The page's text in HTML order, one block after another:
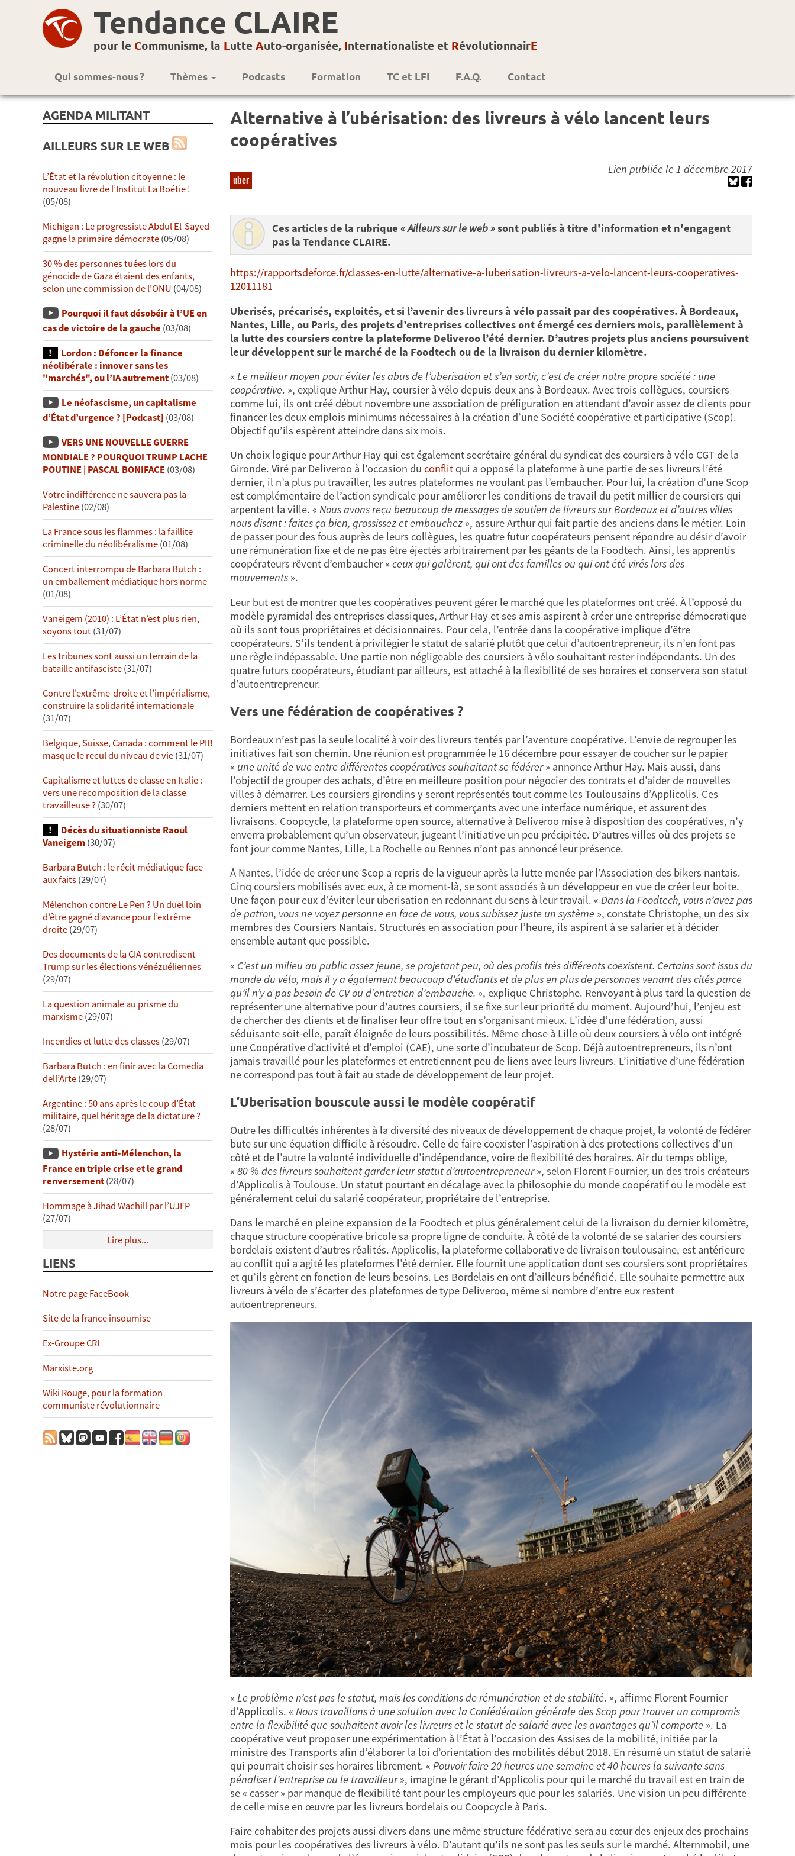
Tendance CLAIRE
pour le Communisme, la Lutte Auto-organisée, Internationaliste et RévolutionnairE
Qui sommes-nous ? Thèmes Podcasts Formation TC et LFI F.A.Q. Contact
AGENDA MILITANT
AILLEURS SUR LE WEB
L’État et la révolution citoyenne : le
nouveau livre de l’Institut La Boétie !
(05/08)
Michigan : Le progressiste Abdul El-Sayed
gagne la primaire démocrate(05/08)
30 % des personnes tuées lors du
génocide de Gaza étaient des enfants,
selon une commission de l’ONU (04/08)
Pourquoi il faut désobéir à l’UE en
cas de victoire de la gauche (03/08)
Lordon : Défoncer la finance
néolibérale : innover sans les
"marchés", ou l’IA autrement(03/08)
Le néofascisme, un capitalisme
d’État d’urgence ? [Podcast] (03/08)
VERS UNE NOUVELLE GUERRE
MONDIALE ? POURQUOI TRUMP LACHE
POUTINE | PASCAL BONIFACE(03/08)
Votre indifférence ne sauvera pas la
Palestine(02/08)
La France sous les flammes : la faillite
criminelle du néolibéralisme(01/08)
Concert interrompu de Barbara Butch :
un emballement médiatique hors norme
(01/08)
Vaneigem (2010) : L’État n’est plus rien,
soyons tout(31/07)
Les tribunes sont aussi un terrain de la
bataille antifasciste(31/07)
Contre l’extrême-droite et l’impérialisme,
construire la solidarité internationale
(31/07)
Belgique, Suisse, Canada : comment le PIB
masque le recul du niveau de vie(31/07)
Capitalisme et luttes de classe en Italie :
vers une recomposition de la classe
travailleuse ?(30/07)
Décès du situationniste Raoul
Vaneigem(30/07)
Barbara Butch : le récit médiatique face
aux faits(29/07)
Mélenchon contre Le Pen ? Un duel loin
d’être gagné d’avance pour l’extrême
droite(29/07)
Des documents de la CIA contredisent
Trump sur les élections vénézuéliennes
(29/07)
La question animale au prisme du
marxisme(29/07)
Incendies et lutte des classes(29/07)
Barbara Butch : en finir avec la Comedia
dell’Arte(29/07)
Argentine : 50 ans après le coup d’État
militaire, quel héritage de la dictature ?
(28/07)
Hystérie anti-Mélenchon, la
France en triple crise et le grand
renversement(28/07)
Hommage à Jihad Wachill par l’UJFP
(27/07)
Lire plus...
LIENS
Notre page FaceBook
Site de la france insoumise
Ex-Groupe CRI
Marxiste.org
Wiki Rouge, pour la formation
communiste révolutionnaire
Alternative à l’ubérisation: des livreurs à vélo lancent leurs
coopératives
uber
Lien publiée le 1 décembre 2017
Ces articles de la rubrique « Ailleurs sur le web »sont publiés à titre d'information et n'engagent
pas la Tendance CLAIRE.
https://rapportsdeforce.fr/classes-en-lutte/alternative-a-luberisation-livreurs-a-velo-lancent-leurs-cooperatives-
12011181
Uberisés, précarisés, exploités, et si l’avenir des livreurs à vélo passait par des coopératives. À Bordeaux,
Nantes, Lille, ou Paris, des projets d’entreprises collectives ont émergé ces derniers mois, parallèlement à
la lutte des coursiers contre la plateforme Deliveroo l’été dernier. D’autres projets plus anciens poursuivent
leur développent sur le marché de la Foodtech ou de la livraison du dernier kilomètre.
« Le meilleur moyen pour éviter les abus de l’uberisation et s’en sortir, c’est de créer notre propre société : une
coopérative. », explique Arthur Hay, coursier à vélo depuis deux ans à Bordeaux. Avec trois collègues, coursiers
comme lui, ils ont créé début novembre une association de préfiguration en attendant d’avoir assez de clients pour
financer les deux emplois minimums nécessaires à la création d’une Société coopérative et participative (Scop).
Objectif qu’ils espèrent atteindre dans six mois.
Un choix logique pour Arthur Hay qui est également secrétaire général du syndicat des coursiers à vélo CGT de la
Gironde. Viré par Deliveroo à l’occasion du conflitqui a opposé la plateforme à une partie de ses livreurs l’été
dernier, il n’a plus pu travailler, les autres plateformes ne voulant pas l’embaucher. Pour lui, la création d’une Scop
est complémentaire de l’action syndicale pour améliorer les conditions de travail du petit millier de coursiers qui
arpentent la ville. « Nous avons reçu beaucoup de messages de soutien de livreurs sur Bordeaux et d’autres villes
nous disant : faites ça bien, grossissez et embauchez », assure Arthur qui fait partie des anciens dans le métier. Loin
de passer pour des fous auprès de leurs collègues, les quatre futur coopérateurs pensent répondre au désir d’avoir
une rémunération fixe et de ne pas être éjectés arbitrairement par les géants de la Foodtech. Ainsi, les apprentis
coopérateurs rêvent d’embaucher « ceux qui galèrent, qui ont des familles ou qui ont été virés lors des
mouvements».
Leur but est de montrer que les coopératives peuvent gérer le marché que les plateformes ont créé. À l’opposé du
modèle pyramidal des entreprises classiques, Arthur Hay et ses amis aspirent à créer une entreprise démocratique
où ils sont tous propriétaires et décisionnaires. Pour cela, l’entrée dans la coopérative implique d’être
coopérateurs. S’ils tendent à privilégier le statut de salarié plutôt que celui d’autoentrepreneur, ils n’en font pas
une règle indépassable. Une partie non négligeable des coursiers à vélo souhaitant rester indépendants. Un des
quatre futurs coopérateurs, étudiant par ailleurs, est attaché à la flexibilité de ses horaires et conservera son statut
d’autoentrepreneur.
Vers une fédération de coopératives ?
Bordeaux n’est pas la seule localité à voir des livreurs tentés par l’aventure coopérative. L’envie de regrouper les
initiatives fait son chemin. Une réunion est programmée le 16 décembre pour essayer de coucher sur le papier
« une unité de vue entre différentes coopératives souhaitant se fédérer» annonce Arthur Hay. Mais aussi, dans
l’objectif de grouper des achats, d’être en meilleure position pour négocier des contrats et d’aider de nouvelles
villes à démarrer. Les coursiers girondins y seront représentés tout comme les Toulousains d’Applicolis. Ces
derniers mettent en relation transporteurs et commerçants avec une interface numérique, et assurent des
livraisons. Coopcycle, la plateforme open source, alternative à Deliveroo mise à disposition des coopératives, n’y
enverra probablement qu’un observateur, jugeant l’initiative un peu précipitée. D’autres villes où des projets se
font jour comme Nantes, Lille, La Rochelle ou Rennes n’ont pas annoncé leur présence.
À Nantes, l’idée de créer une Scop a repris de la vigueur après la lutte menée par l’Association des bikers nantais.
Cinq coursiers mobilisés avec eux, à ce moment-là, se sont associés à un développeur en vue de créer leur boite.
Une façon pour eux d’éviter leur uberisation en redonnant du sens à leur travail. « Dans la Foodtech, vous n’avez pas
de patron, vous ne voyez personne en face de vous, vous subissez juste un système », constate Christophe, un des six
membres des Coursiers Nantais. Structurés en association pour l’heure, ils aspirent à se salarier et à décider
ensemble autant que possible.
« C’est un milieu au public assez jeune, se projetant peu, où des profils très différents coexistent. Certains sont issus du
monde du vélo, mais il y a également beaucoup d’étudiants et de plus en plus de personnes venant des cités parce
qu’il n’y a pas besoin de CV ou d’entretien d’embauche. », explique Christophe. Renvoyant à plus tard la question de
représenter une alternative pour d’autres coursiers, il se fixe sur leur priorité du moment. Aujourd’hui, l’enjeu est
de chercher des clients et de finaliser leur offre tout en s’organisant mieux. L’idée d’une fédération, aussi
séduisante soit-elle, paraît éloignée de leurs possibilités. Même chose à Lille où deux coursiers à vélo ont intégré
une Coopérative d’activité et d’emploi (CAE), une sorte d’incubateur de Scop. Déjà autoentrepreneurs, ils n’ont
jamais travaillé pour les plateformes et entretiennent peu de liens avec leurs livreurs. L’initiative d’une fédération
ne correspond pas tout à fait au stade de développement de leur projet.
L’Uberisation bouscule aussi le modèle coopératif
Outre les difficultés inhérentes à la diversité des niveaux de développement de chaque projet, la volonté de fédérer
bute sur une équation difficile à résoudre. Celle de faire coexister l’aspiration à des protections collectives d’un
côté et de l’autre la volonté individuelle d’indépendance, voire de flexibilité des horaires. Air du temps oblige,
« 80 % des livreurs souhaitent garder leur statut d’autoentrepreneur», selon Florent Fournier, un des trois créateurs
d’Applicolis à Toulouse. Un statut pourtant en décalage avec la philosophie du monde coopératif ou le modèle est
généralement celui du salarié coopérateur, propriétaire de l’entreprise.
Dans le marché en pleine expansion de la Foodtech et plus généralement celui de la livraison du dernier kilomètre,
chaque structure coopérative bricole sa propre ligne de conduite. À côté de la volonté de se salarier des coursiers
bordelais existent d’autres réalités. Applicolis, la plateforme collaborative de livraison toulousaine, est antérieure
au conflit qui a agité les plateformes l’été dernier. Elle fournit une application dont ses coursiers sont propriétaires
et qu’ils gèrent en fonction de leurs besoins. Les Bordelais en ont d’ailleurs bénéficié. Elle souhaite permettre aux
livreurs à vélo de s’écarter des plateformes de type Deliveroo, même si nombre d’entre eux restent
autoentrepreneurs.
« Le problème n’est pas le statut, mais les conditions de rémunération et de stabilité. », affirme Florent Fournier
d’Applicolis. « Nous travaillons à une solution avec la Confédération générale des Scop pour trouver un compromis
entre la flexibilité que souhaitent avoir les livreurs et le statut de salarié avec les avantages qu’il comporte». La
coopérative veut proposer une expérimentation à l’État à l’occasion des Assises de la mobilité, initiée par la
ministre des Transports afin d’élaborer la loi d’orientation des mobilités début 2018. En résumé un statut de salarié
qui pourrait choisir ses horaires librement. « Pouvoir faire 20 heures une semaine et 40 heures la suivante sans
pénaliser l’entreprise ou le travailleur», imagine le gérant d’Applicolis pour qui le marché du travail est en train de
se « casser » par manque de flexibilité tant pour les employeurs que pour les salariés. Une vision un peu différente
de celle mise en œuvre par les livreurs bordelais ou Coopcycle à Paris.
Faire cohabiter des projets aussi divers dans une même structure fédérative sera au cœur des enjeux des prochains
mois pour les coopératives des livreurs à vélo. D’autant qu’ils ne sont pas les seuls sur le marché. Alternmobil, une